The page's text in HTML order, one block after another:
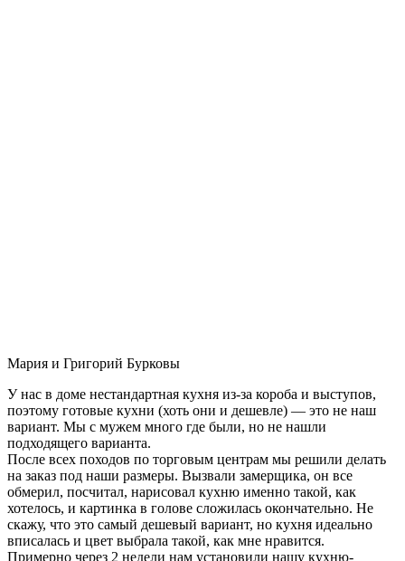
Мария и Григорий Бурковы
У нас в доме нестандартная кухня из-за короба и выступов,
поэтому готовые кухни (хоть они и дешевле) — это не наш
вариант. Мы с мужем много где были, но не нашли
подходящего варианта.
После всех походов по торговым центрам мы решили делать
на заказ под наши размеры. Вызвали замерщика, он все
обмерил, посчитал, нарисовал кухню именно такой, как
хотелось, и картинка в голове сложилась окончательно. Не
скажу, что это самый дешевый вариант, но кухня идеально
вписалась и цвет выбрала такой, как мне нравится.
Примерно через 2 недели нам установили нашу кухню-